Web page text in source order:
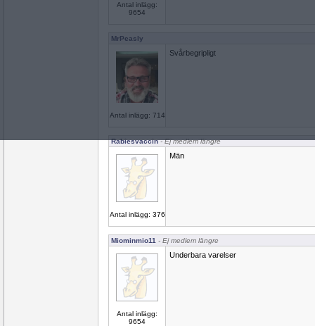
Antal inlägg:
9654
MrPeasly
Antal inlägg: 714
Svårbegripligt
Rabiesvaccin- Ej medlem längre
Antal inlägg: 376
Män
Miominmio11 - Ej medlem längre
Antal inlägg:
9654
Underbara varelser